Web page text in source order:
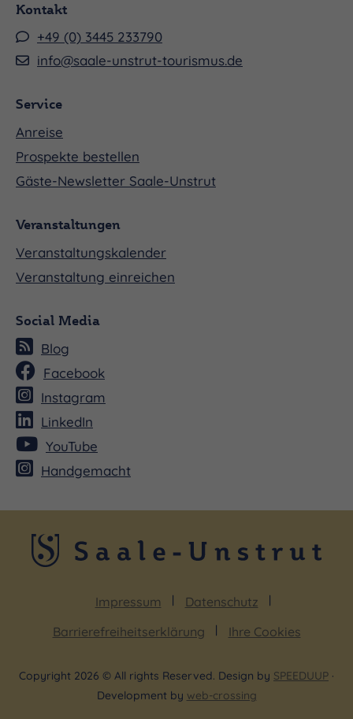
Kontakt
+49 (0) 3445 233790
info@saale-unstrut-tourismus.de
Service
Anreise
Prospekte bestellen
Gäste-Newsletter Saale-Unstrut
Veranstaltungen
Veranstaltungskalender
Veranstaltung einreichen
Social Media
Blog
Facebook
Instagram
LinkedIn
YouTube
Handgemacht
Impressum
Datenschutz
Barrierefreiheitserklärung
Ihre Cookies
Copyright 2026 © All rights Reserved. Design by SPEEDUUP ·
Development by web-crossing